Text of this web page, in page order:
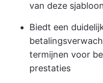
van deze
Biedt een
termijnen voor
prestaties